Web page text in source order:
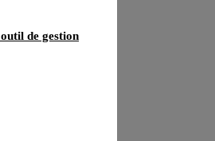
de gestion